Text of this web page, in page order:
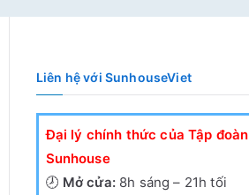
Liên hệ với SunhouseViet
Đại lý chính thức của Tập đoàn
Sunhouse
🕗 Mở cửa:8h sáng – 21h tối